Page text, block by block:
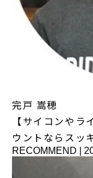
完戸 嵩穂
【サイコンや
ウントならスッ
RECOMMEND